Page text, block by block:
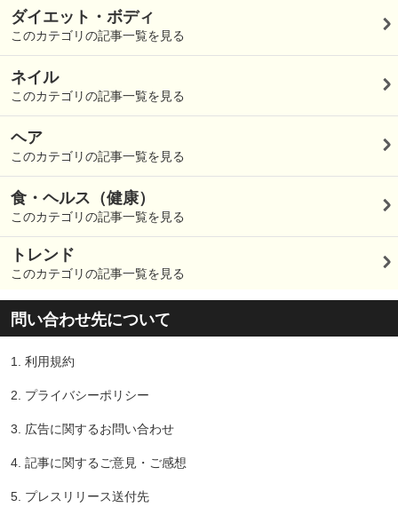
ダイエット・ボディ
このカテゴリの記事一覧を見る
ネイル
このカテゴリの記事一覧を見る
ヘア
このカテゴリの記事一覧を見る
食・ヘルス（健康）
このカテゴリの記事一覧を見る
トレンド
このカテゴリの記事一覧を見る
問い合わせ先について
1. 利用規約
2. プライバシーポリシー
3. 広告に関するお問い合わせ
4. 記事に関するご意見・ご感想
5. プレスリリース送付先